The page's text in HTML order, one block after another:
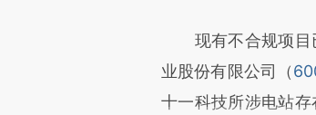
现有不合规项目
业股份有限公司（
十一科技所涉电站